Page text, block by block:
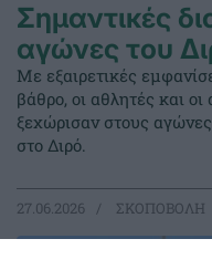
Σημαντικές
αγώνες του
Με εξαιρετικές
βάθρο, οι αθλητές και
ξεχώρισαν στους
στο Διρό.
27.06.2026 ΣΚΟΠΟΒΟΛΗ